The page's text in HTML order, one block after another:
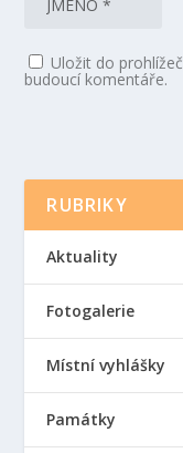
Uložit do
budoucí komentáře.
RUBRIKY
Aktuality
Fotogalerie
Místní vyhlášky
Památky